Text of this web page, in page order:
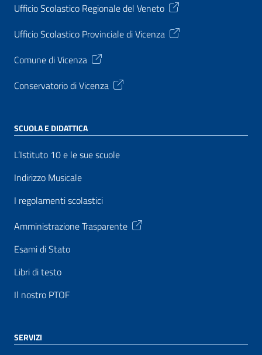
Ufficio Scolastico Regionale del Veneto
Ufficio Scolastico Provinciale di Vicenza
Comune di Vicenza
Conservatorio di Vicenza
SCUOLA E DIDATTICA
L’Istituto 10 e le sue scuole
Indirizzo Musicale
I regolamenti scolastici
Amministrazione Trasparente
Esami di Stato
Libri di testo
Il nostro PTOF
SERVIZI